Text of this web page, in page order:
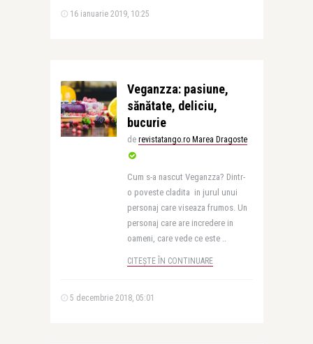
16 ianuarie 2019, 10:25
Veganzza: pasiune,
sănătate, deliciu,
bucurie
de revistatango.ro Marea Dragoste
Cum s-a nascut Veganzza? Dintr-
o poveste cladita in jurul unui
personaj care viseaza frumos. Un
personaj care are incredere in
oameni, care vede ce este ..
CITEȘTE ÎN CONTINUARE
5 decembrie 2018, 05:01